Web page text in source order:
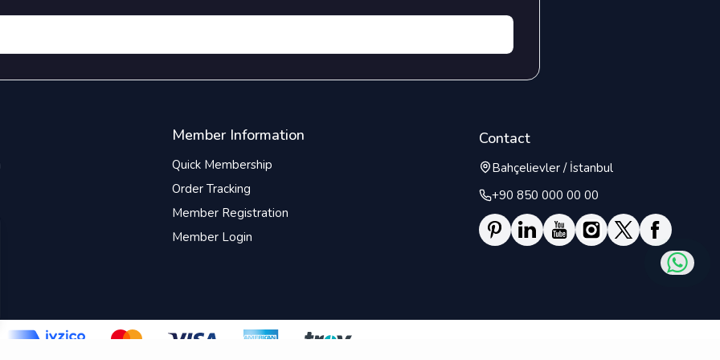
accusantium excepturi assumenda
doloremque, est pariatur labore quae
voluptates animi fugiat sit iusto.Lorem
ipsum dolor sit, amet consectetur
adipisicing elit. Commodi doloremque,
est pariatur labore quae laboriosam
dicta voluptatum inventore nemo,
doloribus officia? Maiores accusantium
excepturi assumenda voluptates animi
voluptatum inventore nemo, doloribus
officia? Maiores accusantium excepturi
Member Information
Quick Membership
Order Tracking
Member Registration
Member Login
Contact
Bahçelievler / İstanbul
+90 850 000 00 00